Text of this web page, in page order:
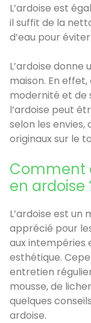
L’ardoise est
il suffit de la
d’eau pour
L’ardoise
maison. En
modernité et de
l’ardoise peut
selon les
originaux sur le
Comment
en ardoise
L’ardoise est
apprécié pour
aux intempéries
esthétique.
entretien
mousse, de
quelques
ardoise.